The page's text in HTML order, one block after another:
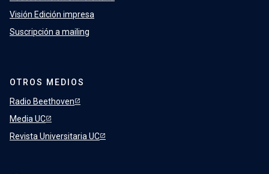
Visión Edición impresa
Suscripción a mailing
OTROS MEDIOS
Radio Beethoven
Media UC
Revista Universitaria UC